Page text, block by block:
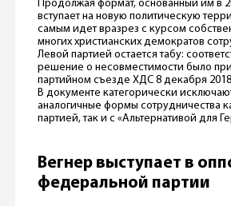
Продолжая формат, основанный им в
вступает на новую политическую
самым идет вразрез с курсом
многих христианских демократов
Левой партией остается табу:
решение о несовместимости было
партийном съезде ХДС 8 декабря
В документе категорически
аналогичные формы сотрудничества
партией, так и с «Альтернативой для
Вегнер выступает в
федеральной партии